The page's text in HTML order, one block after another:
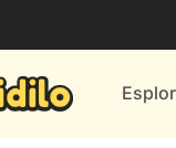
Banche &